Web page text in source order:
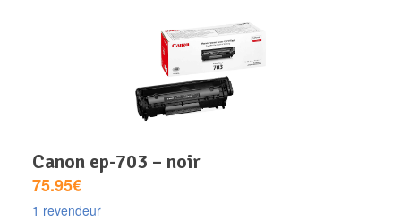
canon ep-703 – noir
75.95€
1 revendeur